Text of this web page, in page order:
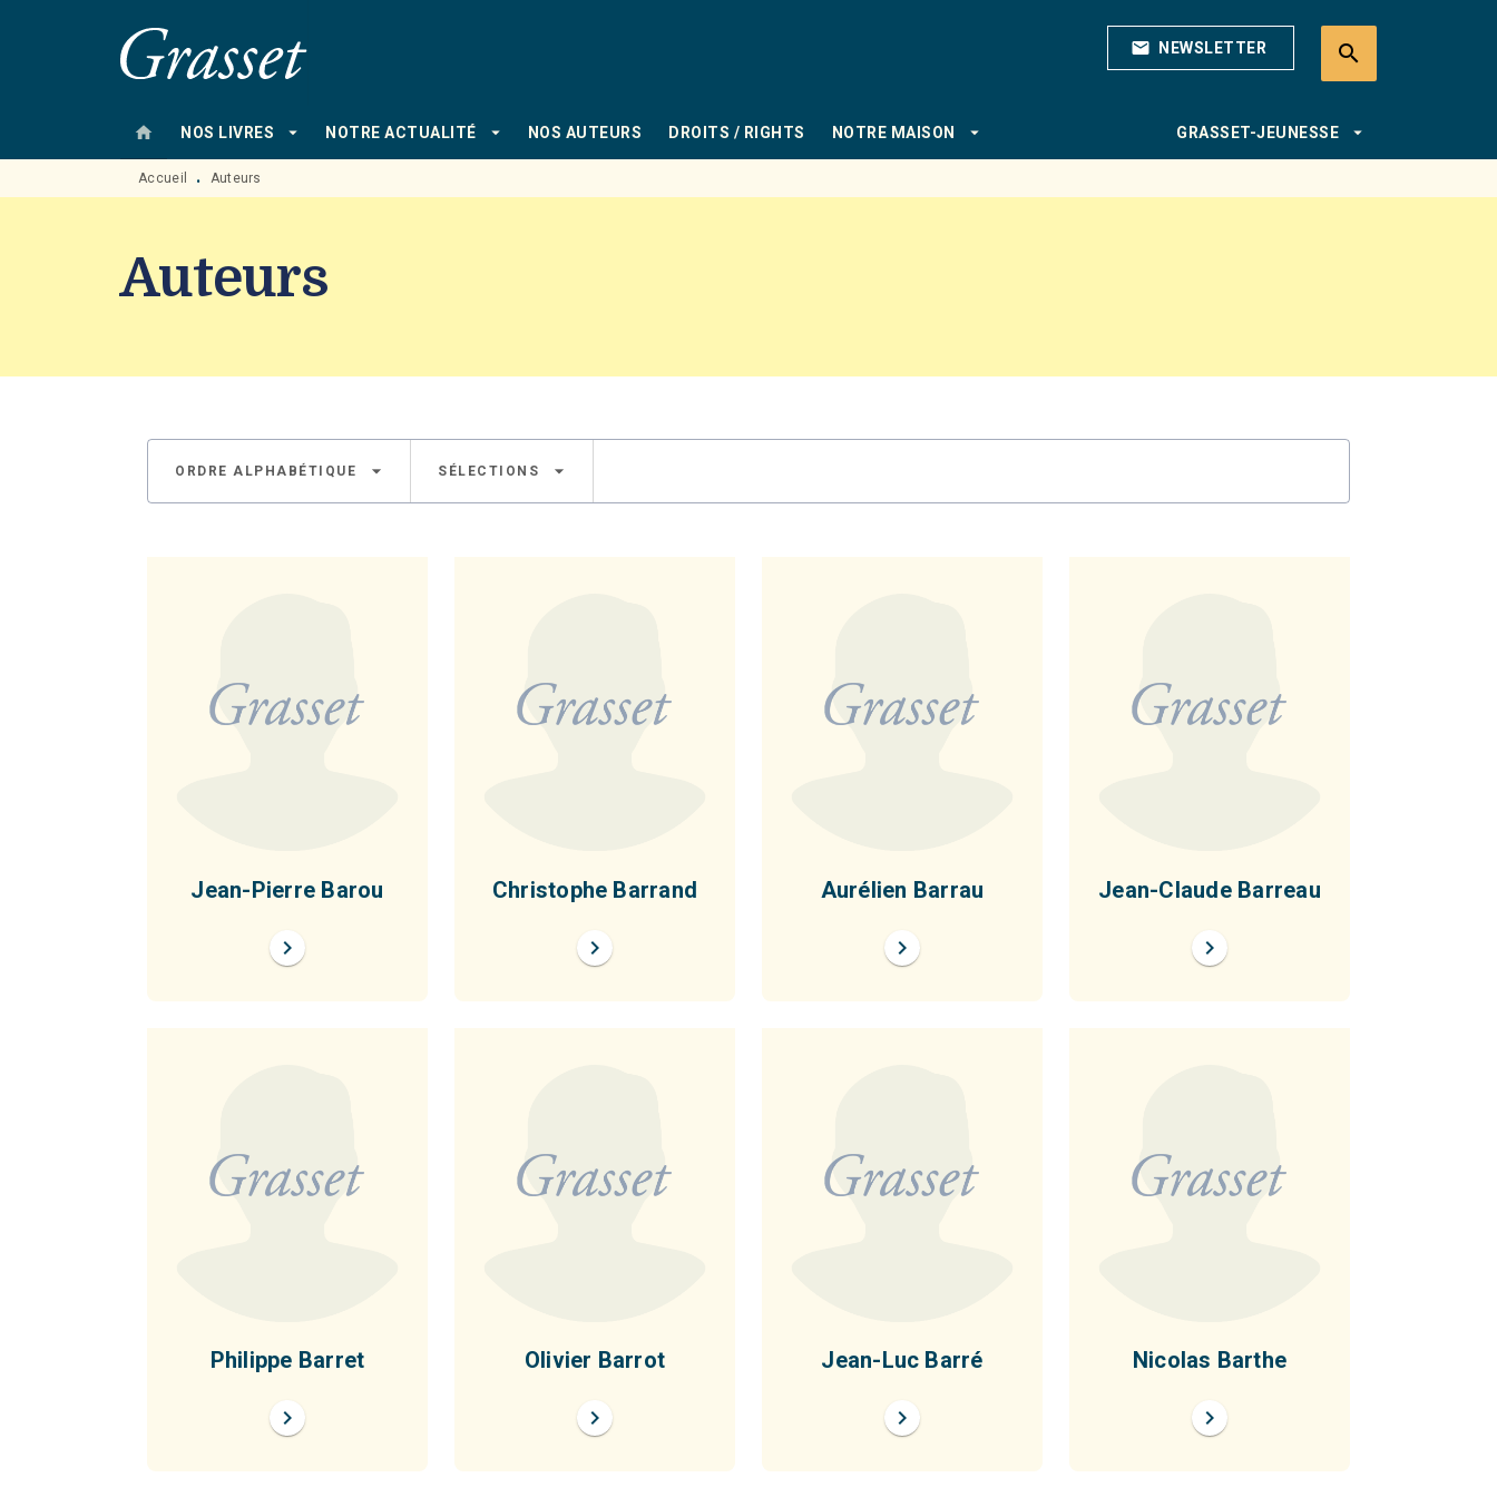
MENU RECHERCHE mail NEWSLETTER search
home NOS LIVRES arrow_drop_down NOTRE ACTUALITÉ arrow_drop_down NOS AUTEURS DROITS / RIGHTS NOTRE MAISON arrow_drop_down GRASSET-JEUNESSE arrow_drop_down
Accueil • Auteurs
Auteurs
ORDRE ALPHABÉTIQUE arrow_drop_down SÉLECTIONS arrow_drop_down
Jean-Pierre Barou
chevron_right
Christophe Barrand
chevron_right
Aurélien Barrau
chevron_right
Jean-Claude Barreau
chevron_right
Philippe Barret
chevron_right
Olivier Barrot
chevron_right
Jean-Luc Barré
chevron_right
Nicolas Barthe
chevron_right